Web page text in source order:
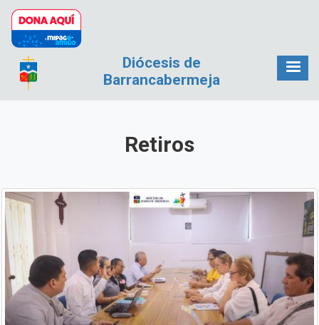
Pasar al contenido principal
Diócesis de
Barrancabermeja
Retiros